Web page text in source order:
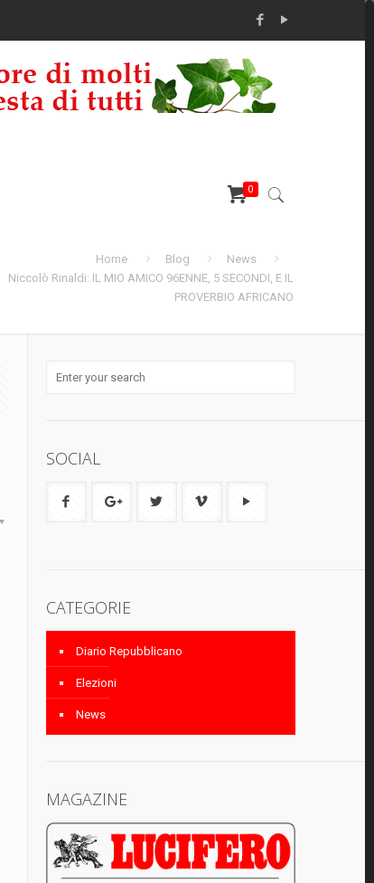
0
Home Blog
News
Niccolò Rinaldi: IL MIO AMICO 96ENNE, 5 SECONDI, E IL
PROVERBIO AFRICANO
SOCIAL
CATEGORIE
Diario Repubblicano
Elezioni
News
MAGAZINE